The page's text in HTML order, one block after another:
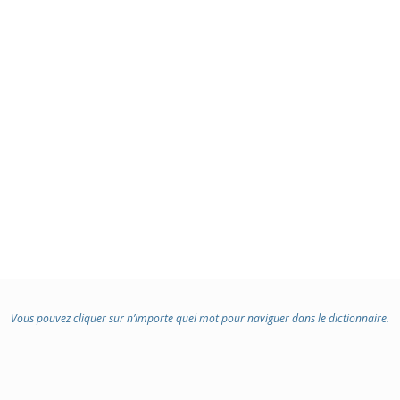
Vous pouvez cliquer sur n’importe quel mot pour naviguer dans le dictionnaire.